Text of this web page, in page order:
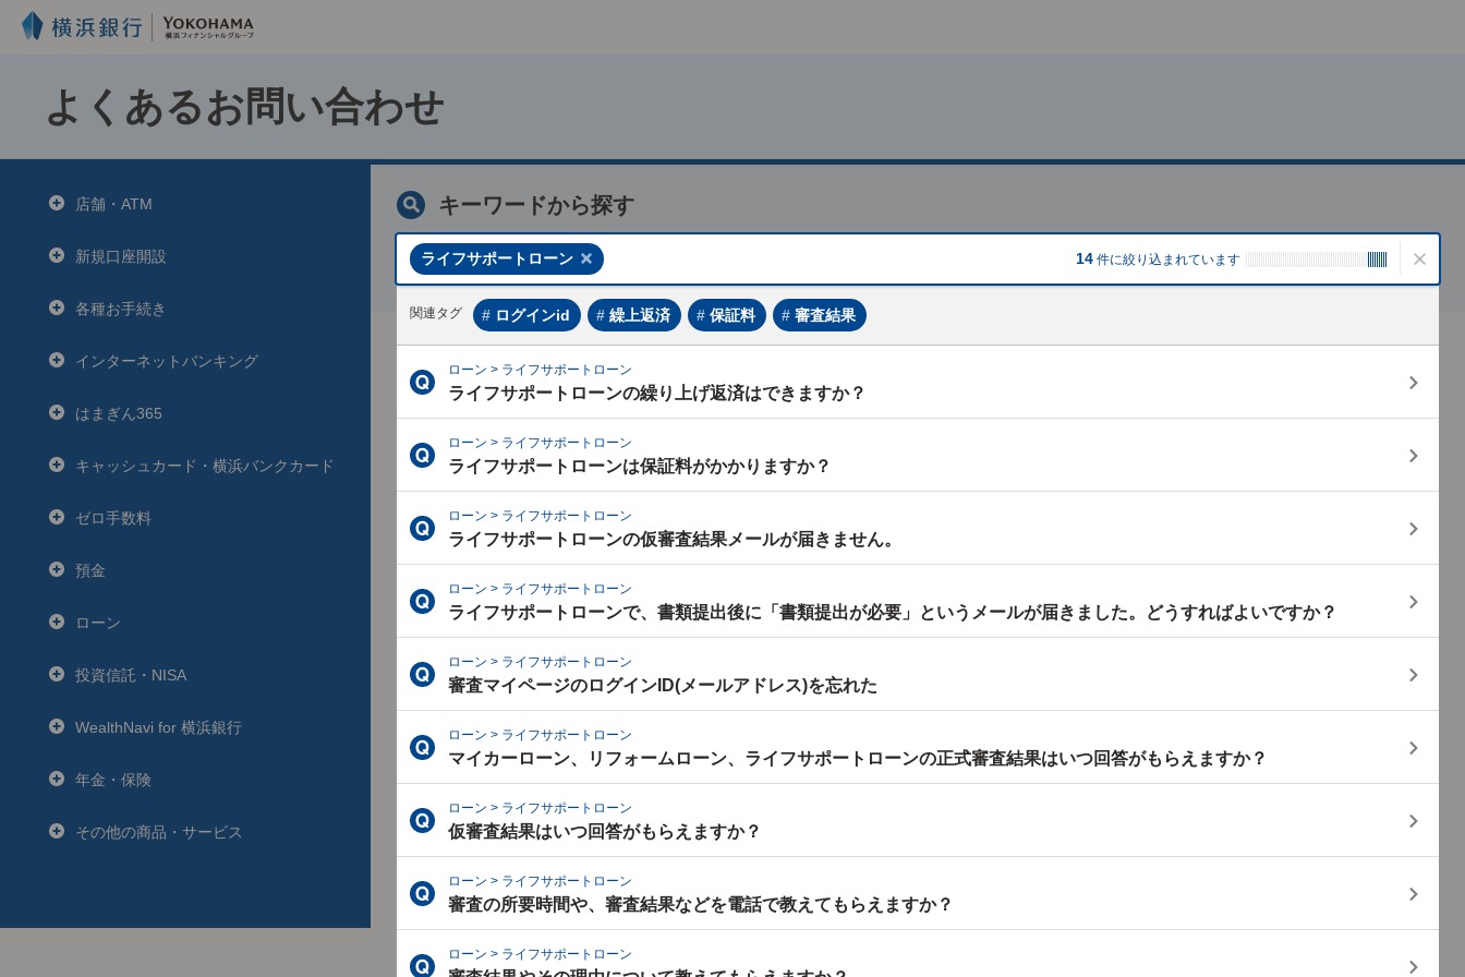
よくあるお問い合わせ
店舗・ATM
新規口座開設
各種お手続き
インターネットバンキング
はまぎん365
キャッシュカード・横浜バンクカード
ゼロ手数料
預金
ローン
投資信託・NISA
WealthNavi for 横浜銀行
年金・保険
その他の商品・サービス
キーワードから探す
ライフサポートローン 14 件に絞り込まれています
関連タグ ログインid 繰上返済 保証料 審査結果
ローン > ライフサポートローン
ライフサポートローンの繰り上げ返済はできますか？
ローン > ライフサポートローン
ライフサポートローンは保証料がかかりますか？
ローン > ライフサポートローン
ライフサポートローンの仮審査結果メールが届きません。
ローン > ライフサポートローン
ライフサポートローンで、書類提出後に「書類提出が必要」というメールが届きました。どうすればよいですか？
ローン > ライフサポートローン
審査マイページのログインID(メールアドレス)を忘れた
ローン > ライフサポートローン
マイカーローン、リフォームローン、ライフサポートローンの正式審査結果はいつ回答がもらえますか？
ローン > ライフサポートローン
仮審査結果はいつ回答がもらえますか？
ローン > ライフサポートローン
審査の所要時間や、審査結果などを電話で教えてもらえますか？
ローン > ライフサポートローン
よくある質問
はまぎん365を起動しましたが画面が真っ白のまま動きません。
はまぎん365の利用登録時にメール（確認コード）が届かない
アプリ型ワンタイムパスワードの初回利用登録がうまくいかない。
インターネットバンキングにログインできないのですが？
ワンタイムパスワードの申込方法を知りたい。
本人確認書類はどのような書類を指しますか？
らよいですか？
最近見た質問